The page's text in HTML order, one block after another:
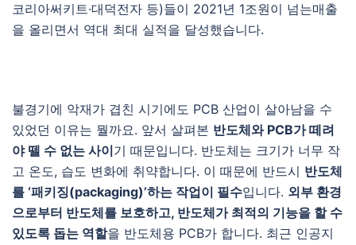
코리아써키트·대덕전자 등)들이 2021년 1조원이 넘는매출
을 올리면서 역대 최대 실적을 달성했습니다.
불경기에 악재가 겹친 시기에도 PCB 산업이 살아남을 수
있었던 이유는 뭘까요. 앞서 살펴본 반도체와 PCB가 떼려
야 뗄 수 없는 사이기 때문입니다. 반도체는 크기가 너무 작
고 온도, 습도 변화에 취약합니다. 이 때문에 반드시 반도체
를 ‘패키징(packaging)’하는 작업이 필수입니다. 외부 환경
으로부터 반도체를 보호하고, 반도체가 최적의 기능을 할 수
있도록 돕는 역할을 반도체용 PCB가 합니다. 최근 인공지